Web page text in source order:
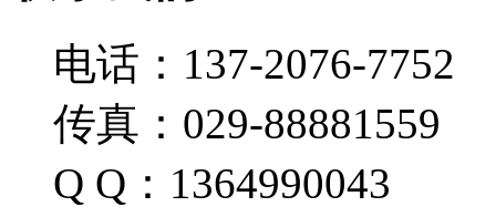
电话：137-2076-7752
传真：029-88881559
Q Q：1364990043